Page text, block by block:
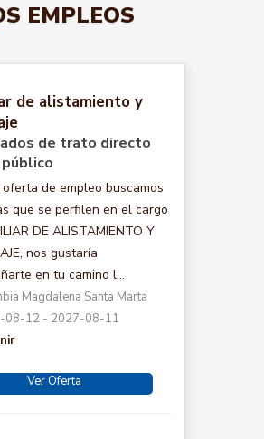
EMPLEOS
de alistamiento y
de trato directo
de empleo buscamos
que se perfilen en el cargo
DE ALISTAMIENTO Y
nos gustaría
en tu camino l...
Magdalena Santa Marta
08-12 - 2027-08-11
Ver Oferta